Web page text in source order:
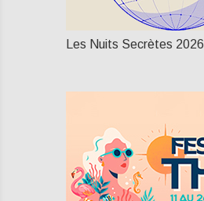
Les Nuits Secrètes 2026